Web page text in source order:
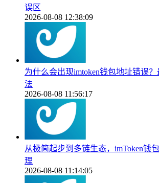
误区
2026-08-08 12:38:09
为什么会出现imtoken钱包地址错误
法
2026-08-08 11:56:17
从极简起步到多链生态，imToken钱
理
2026-08-08 11:14:05